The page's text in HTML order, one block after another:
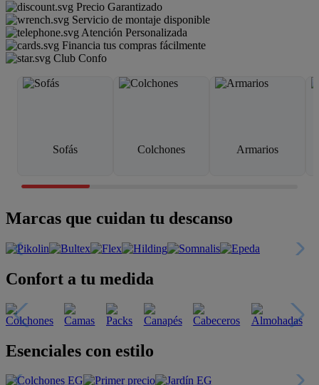
Precio Garantizado
Servicio de montaje disponible
Atención Personalizada
Financia tus compras fácilmente
Club Confo
Sofás Colchones Armarios
Marcas que cuidan tu descanso
Confort a tu medida
Esenciales con estilo